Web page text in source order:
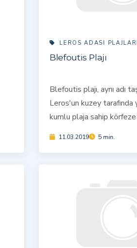
LEROS ADASI PLAJLARI
Blefoutis Plajı
Blefoutis plajı, aynı adı
Leros'un kuzey tarafında
kumlu plaja sahip
11.03.2019 5 min.